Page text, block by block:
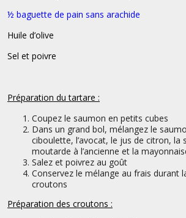
½ baguette de pain sans arachide
Huile d’olive
Sel et poivre
Préparation du tartare :
Coupez le saumon en petits cubes
Dans un grand bol, mélangez le
ciboulette, l’avocat, le jus de citron, la
moutarde à l’ancienne et la
Salez et poivrez au goût
Conservez le mélange au frais durant
croutons
Préparation des croutons :